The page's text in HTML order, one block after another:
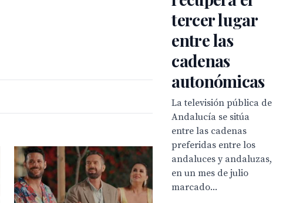
tercer lugar
entre las
cadenas
autonómicas
La televisión pública de
Andalucía se sitúa
entre las cadenas
preferidas entre los
andaluces y andaluzas,
en un mes de julio
marcado...